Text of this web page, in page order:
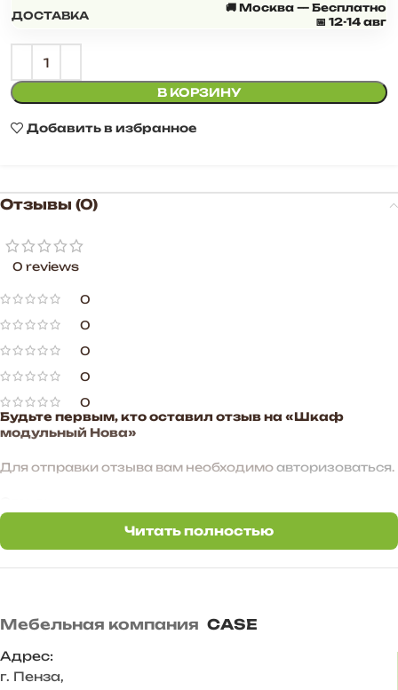
ДОСТАВКА
🚚 Москва — Бесплатно
📅 12-14 авг
В КОРЗИНУ
Добавить в избранное
Отзывы (0)
0 reviews
0
0
0
0
0
Будьте первым, кто оставил отзыв на «Шкаф
модульный Нова»
Для отправки отзыва вам необходимоавторизоваться.
Читать полностью
Мебельная компания CASE
Адрес:
г. Пенза,